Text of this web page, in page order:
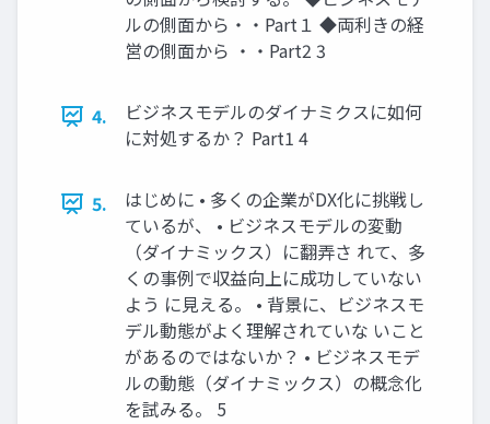
ルの側面から・・Part１ ◆両利きの経
営の側面から ・・Part2 3
4.
ビジネスモデルのダイナミクスに如何
に対処するか？ Part1 4
5.
はじめに • 多くの企業がDX化に挑戦し
ているが、 • ビジネスモデルの変動
（ダイナミックス）に翻弄さ れて、多
くの事例で収益向上に成功していない
よう に見える。 • 背景に、ビジネスモ
デル動態がよく理解されていな いこと
があるのではないか？ • ビジネスモデ
ルの動態（ダイナミックス）の概念化
を試みる。 5